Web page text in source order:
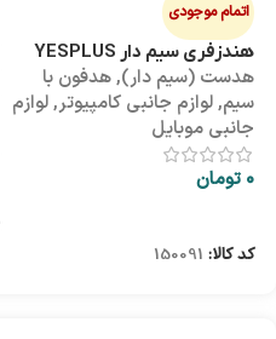
اتمام موجودی
هندزفری سیم دار YESPLUS
YS-113
هدست (سیم دار),هدفون با
سیم,لوازم جانبی کامپیوتر,لوازم
جانبی موبایل
0 تومان
کد کالا: 150091